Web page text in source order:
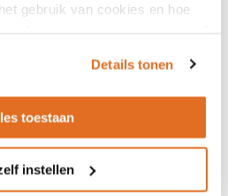
gebruik van cookies en hoe
Details tonen
toestaan
instellen
LinkedInYoutube